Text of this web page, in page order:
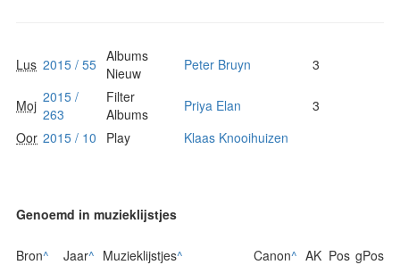
Lus 2015 / 55 Albums
Nieuw
Peter Bruyn 3
Moj 2015 /
263
Filter
Albums
Priya Elan
3
Oor 2015 / 10 Play Klaas Knooihuizen
Genoemd in muzieklijstjes
Bron^ Jaar^ Muzieklijstjes^ Canon^ AK Pos gPos